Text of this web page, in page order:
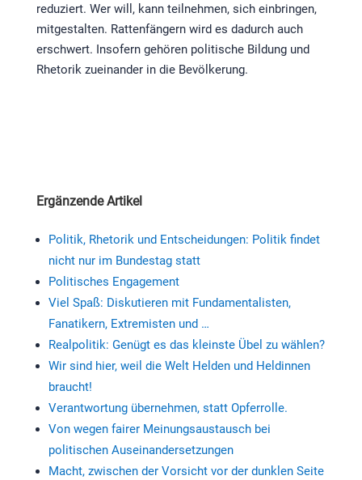
reduziert. Wer will, kann teilnehmen, sich einbringen,
mitgestalten. Rattenfängern wird es dadurch auch
erschwert. Insofern gehören politische Bildung und
Rhetorik zueinander in die Bevölkerung.
Ergänzende Artikel
Politik, Rhetorik und Entscheidungen: Politik findet
nicht nur im Bundestag statt
Politisches Engagement
Viel Spaß: Diskutieren mit Fundamentalisten,
Fanatikern, Extremisten und …
Realpolitik: Genügt es das kleinste Übel zu wählen?
Wir sind hier, weil die Welt Helden und Heldinnen
braucht!
Verantwortung übernehmen, statt Opferrolle.
Von wegen fairer Meinungsaustausch bei
politischen Auseinandersetzungen
Macht, zwischen der Vorsicht vor der dunklen Seite